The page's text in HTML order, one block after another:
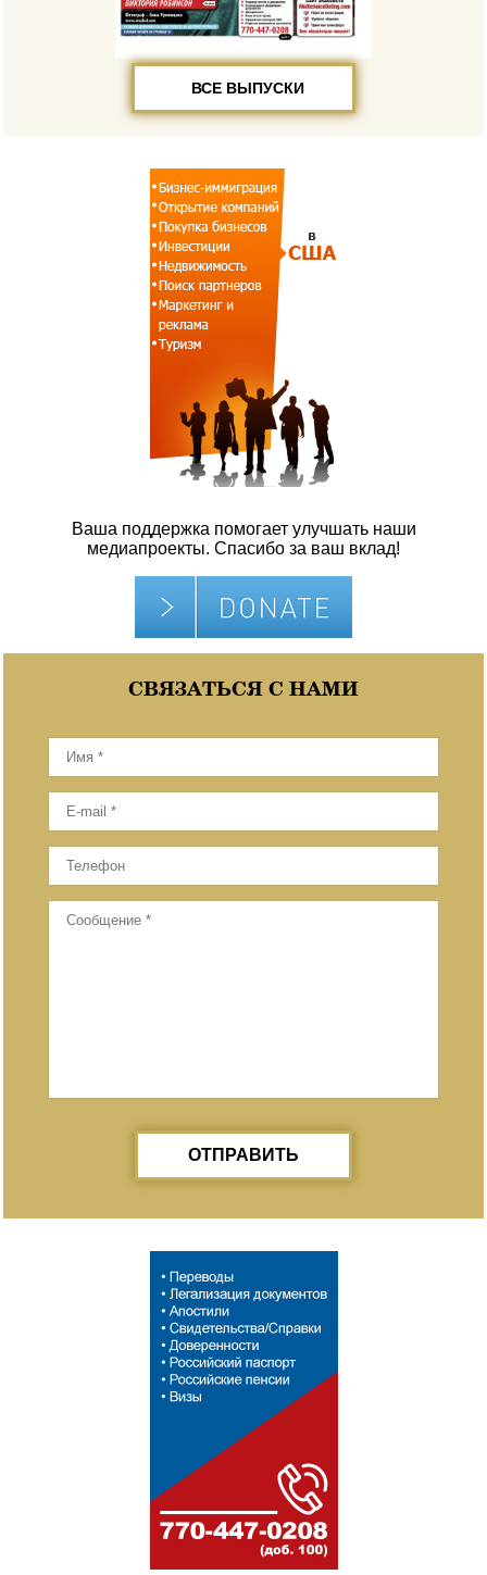
ВСЕ ВЫПУСКИ
Ваша поддержка помогает улучшать наши
медиапроекты. Спасибо за ваш вклад!
СВЯЗАТЬСЯ С НАМИ
ОТПРАВИТЬ